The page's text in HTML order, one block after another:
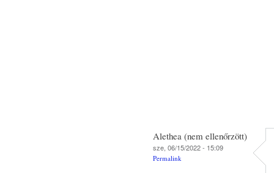
Alethea (nem ellenőrzött)
sze, 06/15/2022 - 15:09
Permalink